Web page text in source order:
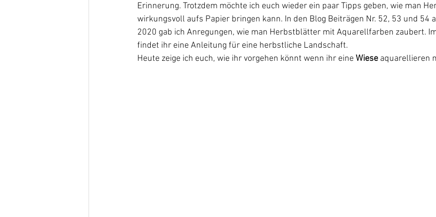
Erinnerung. Trotzdem möchte ich euch wieder ein paar Tipps geben, wie man
wirkungsvoll aufs Papier bringen kann. In den Blog Beiträgen Nr. 52, 53 und 54
2020 gab ich Anregungen, wie man Herbstblätter mit Aquarellfarben zaubert.
findet ihr eine Anleitung für eine herbstliche Landschaft.
Heute zeige ich euch, wie ihr vorgehen könnt wenn ihr eine Wiese aquarellieren